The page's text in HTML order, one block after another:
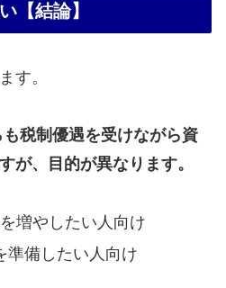
【結論】
す。
税制優遇を受けながら資
が、目的が異なります。
増やしたい人向け
準備したい人向け